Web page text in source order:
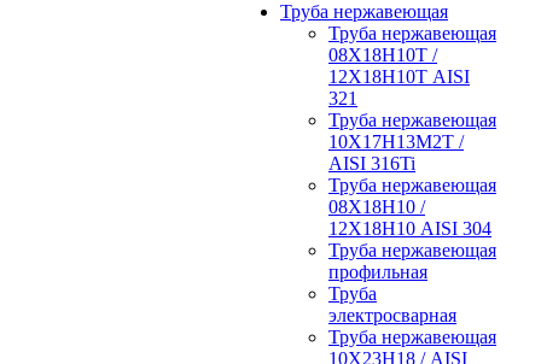
Труба нержавеющая
Труба нержавеющая
08Х18Н10Т /
12Х18Н10Т AISI
321
Труба нержавеющая
10Х17Н13М2Т /
AISI 316Ti
Труба нержавеющая
08Х18Н10 /
12Х18Н10 AISI 304
Труба нержавеющая
профильная
Труба
электросварная
Труба нержавеющая
10Х23Н18 / AISI